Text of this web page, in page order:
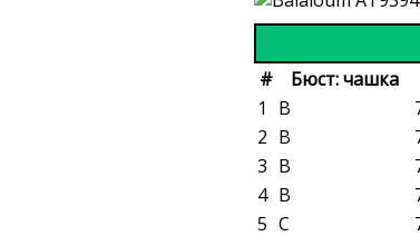
#
Бюст: чашка
1
B
2 B
3 B
4 B
5 C